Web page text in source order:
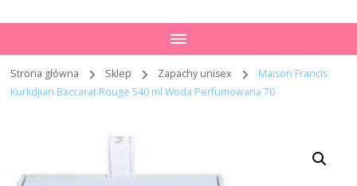
Strona główna Sklep Zapachy unisex
Maison Francis
Kurkdjian Baccarat Rouge 540 ml Woda Perfumowana 70